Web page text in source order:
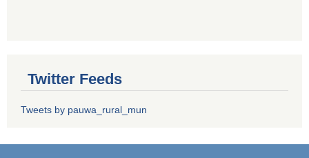
Twitter Feeds
Tweets by pauwa_rural_mun